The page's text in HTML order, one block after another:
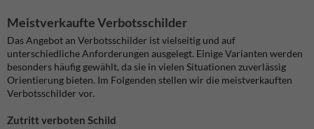
Meistverkaufte Verbotsschilder
Das Angebot an Verbotsschilder ist vielseitig und auf
unterschiedliche Anforderungen ausgelegt. Einige Varianten werden
besonders häufig gewählt, da sie in vielen Situationen zuverlässig
Orientierung bieten. Im Folgenden stellen wir die meistverkauften
Verbotsschilder vor.
Zutritt verboten Schild